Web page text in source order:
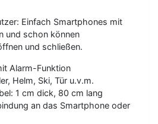
Einfach Smartphones mit
und schon können
und schließen.
Alarm-Funktion
Helm, Ski, Tür u.v.m.
1 cm dick, 80 cm lang
an das Smartphone oder